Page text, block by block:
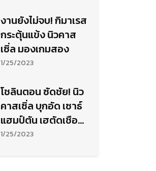
งานยังไม่จบ! กิมาเรส
กระตุ้นแข้ง นิวคาส
เซิ่ล มองเกมสอง
1/25/2023
โชลินตอน ซัดชัย! นิว
คาสเซิ่ล บุกอัด เซาธ์
แฮมป์ตัน เฮตัดเชือก
นัดแรก คาราบาว คัพ
1/25/2023